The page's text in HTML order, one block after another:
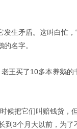
生矛盾。这叫白忙
名字。
王买了10多本养鹅
候把它们叫赔钱货
3个月大以前，为